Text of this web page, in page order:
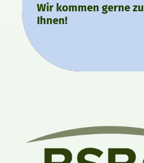
Wir kommen gerne zu
Ihnen!